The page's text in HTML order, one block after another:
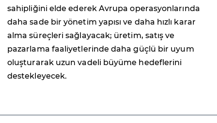
sahipliğini elde ederek Avrupa operasyonlarında
daha sade bir yönetim yapısı ve daha hızlı karar
alma süreçleri sağlayacak; üretim, satış ve
pazarlama faaliyetlerinde daha güçlü bir uyum
oluşturarak uzun vadeli büyüme hedeflerini
destekleyecek.